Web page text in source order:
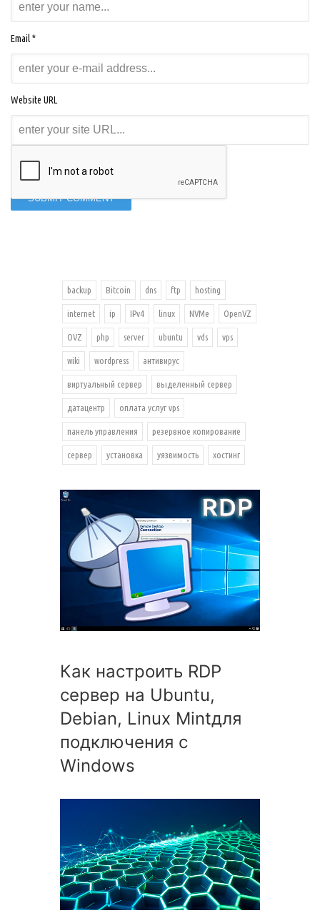
Email *
Website URL
backup Bitcoin dns ftp hosting
internet ip IPv4 linux NVMe OpenVZ
OVZ php server ubuntu vds vps
wiki wordpress антивирус
виртуальный сервер выделенный сервер
датацентр оплата услуг vps
панель управления резервное копирование
сервер установка уязвимость хостинг
Как настроить RDP
сервер на Ubuntu,
Debian, Linux Mintдля
подключения с
Windows